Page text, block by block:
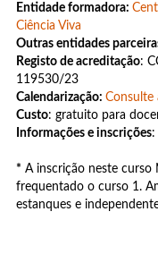
Entidade formadora:
Ciência Viva
Outras entidades
Registo de acreditação:
119530/23
Calendarização:Consulte
Custo: gratuito para
Informações e inscrições
* A inscrição neste curso
frequentado o curso 1.
estanques e